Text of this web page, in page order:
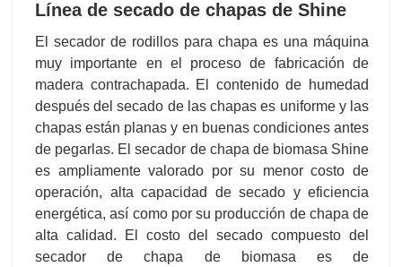
ventilador de flujo axial, que reduce el consumo de
disminuido en un 35%, por lo que el costo de operación
es mínimo.
El secador de chapa de Shine se ha actualizado a la
cuarta generación, que personalizamos para nuestros
clientes según sus necesidades y requisitos específicos.
La secadora de Shine es bien aceptada por los clientes
europeos con su nivelseleccionable de automatización
, diversas opciones de fuentes de calefacción
,
Línea de secado de chapas de Shine
El secador de rodillos para chapa es una máquina
muy importante en el proceso de fabricación de
madera contrachapada. El contenido de humedad
después del secado de las chapas es uniforme y las
chapas están planas y en buenas condiciones antes
de pegarlas. El secador de chapa de biomasa Shine
es ampliamente valorado por su menor costo de
operación, alta capacidad de secado y eficiencia
energética, así como por su producción de chapa de
alta calidad. El costo del secado compuesto del
secador de chapa de biomasa es de